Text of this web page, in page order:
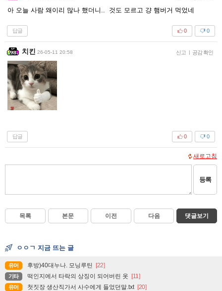
아 오늘 사람 왜이리 많나 했더니.. 것도 모르고 걍 햄버거 먹었네
답글 0
0
치킨 26-05-11 20:58 신고 | 공감 확인
답글 0
0
새로고침
등록
목록 본문 이전 다음 댓글보기
ㅇㅇㄱ 지금 뜨는 글
유머 후방)40대누나. 모닝루틴 [22]
기타 떡인지에서 타락의 상징이 되어버린 옷 [11]
유머 첫짓장 생산직가서 사수에게 들었던말.txt [20]